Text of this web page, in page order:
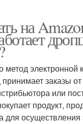
на
метод электронной
заказы
или
продукт,
для осуществления